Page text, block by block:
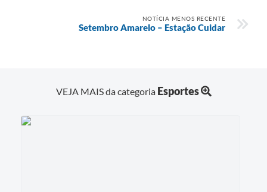
NOTÍCIA MENOS RECENTE
Setembro Amarelo – Estação Cuidar
VEJA MAIS da categoria Esportes